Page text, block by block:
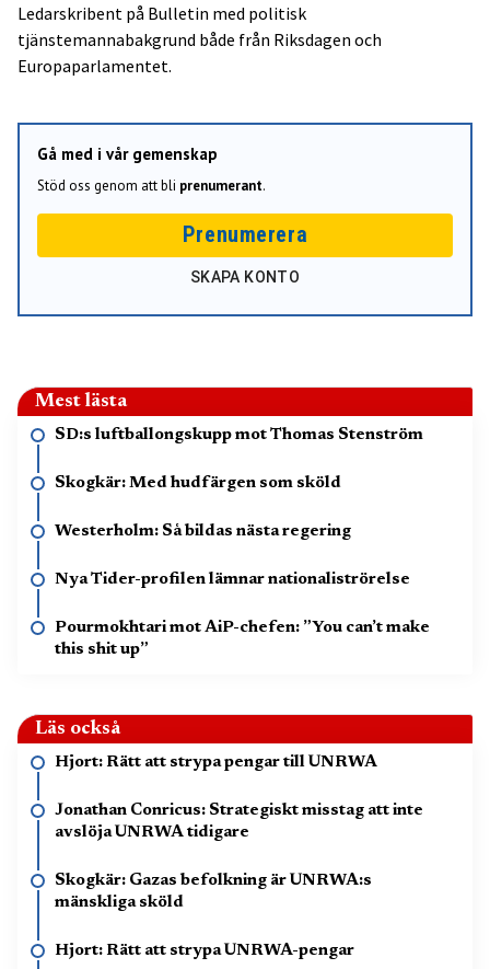
Ledarskribent på Bulletin med politisk
tjänstemannabakgrund både från Riksdagen och
Europaparlamentet.
Gå med i vår gemenskap
Stöd oss genom att bli prenumerant.
Prenumerera
SKAPA KONTO
Mest lästa
SD:s luftballongskupp mot Thomas Stenström
Skogkär: Med hudfärgen som sköld
Westerholm: Så bildas nästa regering
Nya Tider-profilen lämnar nationaliströrelse
Pourmokhtari mot AiP-chefen: ”You can’t make
this shit up”
Läs också
Hjort: Rätt att strypa pengar till UNRWA
Jonathan Conricus: Strategiskt misstag att inte
avslöja UNRWA tidigare
Skogkär: Gazas befolkning är UNRWA:s
mänskliga sköld
Hjort: Rätt att strypa UNRWA-pengar